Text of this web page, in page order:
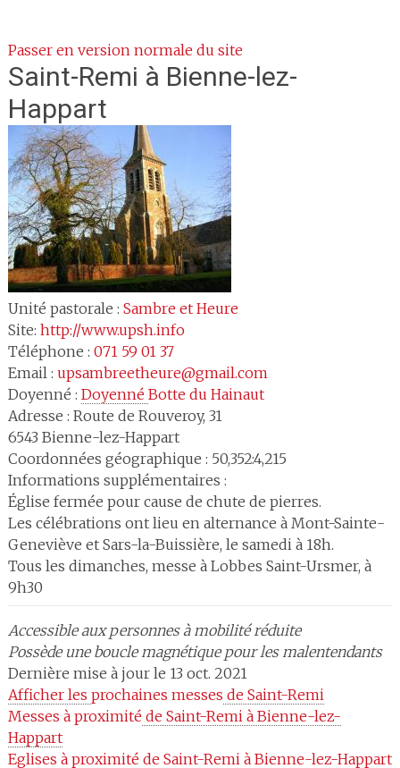
Passer en version normale du site
Saint-Remi à Bienne-lez-
Happart
Unité pastorale : Sambre et Heure
Site: http://www.upsh.info
Téléphone : 071 59 01 37
Email : upsambreetheure@gmail.com
Doyenné : Doyenné Botte du Hainaut
Adresse : Route de Rouveroy, 31
6543 Bienne-lez-Happart
Coordonnées géographique : 50,352:4,215
Informations supplémentaires :
Église fermée pour cause de chute de pierres.
Les célébrations ont lieu en alternance à Mont-Sainte-
Geneviève et Sars-la-Buissière, le samedi à 18h.
Tous les dimanches, messe à Lobbes Saint-Ursmer, à
9h30
Accessible aux personnes à mobilité réduite
Possède une boucle magnétique pour les malentendants
Dernière mise à jour le 13 oct. 2021
Afficher les prochaines messes de Saint-Remi
Messes à proximité de Saint-Remi à Bienne-lez-
Happart
Eglises à proximité de Saint-Remi à Bienne-lez-Happart